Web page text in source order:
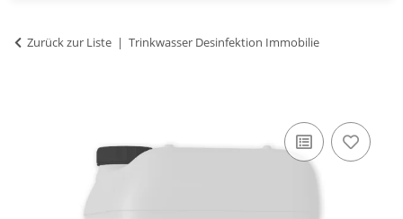
Zurück zur Liste Trinkwasser Desinfektion Immobilie